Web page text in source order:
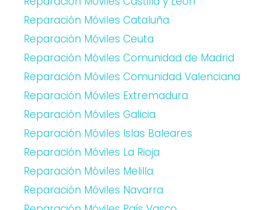
Reparación Móviles Cataluña
Reparación Móviles Ceuta
Reparación Móviles Comunidad de Madrid
Reparación Móviles Comunidad Valenciana
Reparación Móviles Extremadura
Reparación Móviles Galicia
Reparación Móviles Islas Baleares
Reparación Móviles La Rioja
Reparación Móviles Melilla
Reparación Móviles Navarra